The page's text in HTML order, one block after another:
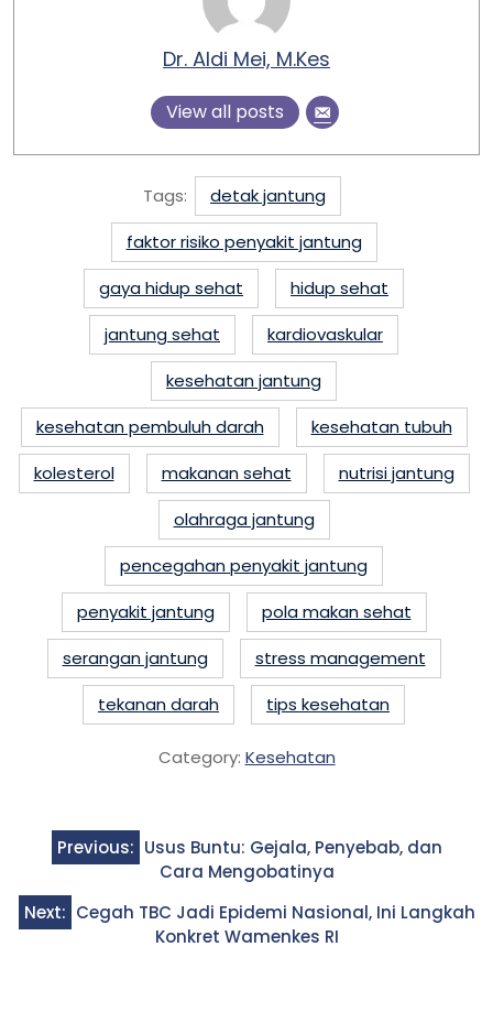
Dr. Aldi Mei, M.Kes
View all posts
Tags:
detak jantung
faktor risiko penyakit jantung
gaya hidup sehat
hidup sehat
jantung sehat
kardiovaskular
kesehatan jantung
kesehatan pembuluh darah
kesehatan tubuh
kolesterol
makanan sehat
nutrisi jantung
olahraga jantung
pencegahan penyakit jantung
penyakit jantung
pola makan sehat
serangan jantung
stress management
tekanan darah
tips kesehatan
Category: Kesehatan
Post
navigation
Previous: Usus Buntu: Gejala, Penyebab, dan
Cara Mengobatinya
Next: Cegah TBC Jadi Epidemi Nasional, Ini Langkah
Konkret Wamenkes RI